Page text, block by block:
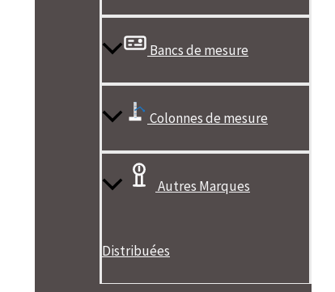
Bancs de mesure
Colonnes de mesure
Autres Marques
Distribuées